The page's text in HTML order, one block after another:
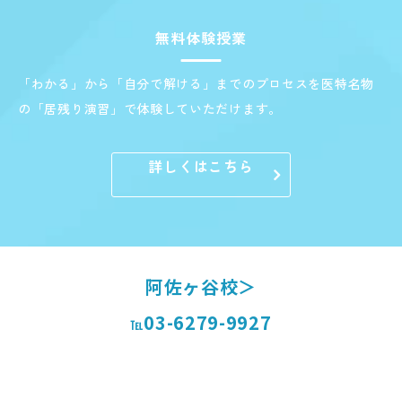
無料体験授業
「わかる」から「自分で解ける」までのプロセスを医特名物
の「居残り演習」で体験していただけます。
詳しくはこちら
阿佐ヶ谷校＞
℡03-6279-9927